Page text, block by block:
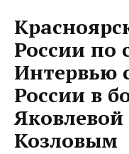
России по
Интервью
России в
Козловым